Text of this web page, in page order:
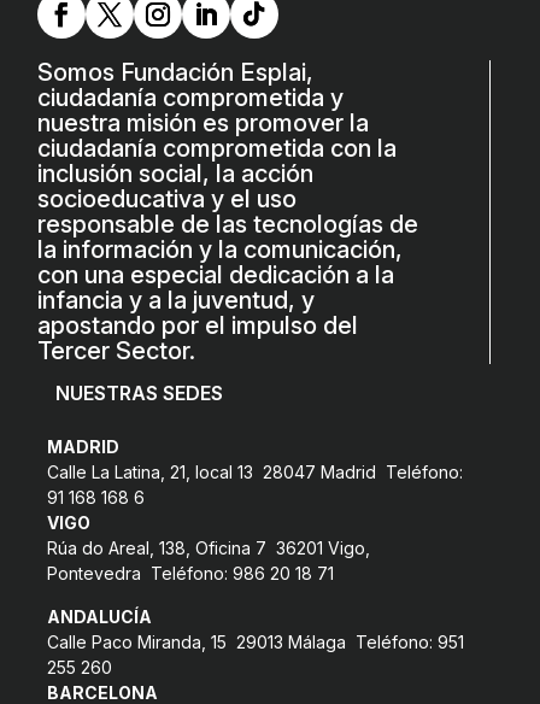
Somos Fundación Esplai,
ciudadanía comprometida y
nuestra misión es promover la
ciudadanía comprometida con la
inclusión social, la acción
socioeducativa y el uso
responsable de las tecnologías de
la información y la comunicación,
con una especial dedicación a la
infancia y a la juventud, y
apostando por el impulso del
Tercer Sector.
NUESTRAS SEDES
MADRID
Calle La Latina, 21, local 13 28047 Madrid Teléfono:
91 168 168 6
VIGO
Rúa do Areal, 138, Oficina 7 36201 Vigo,
Pontevedra Teléfono: 986 20 18 71
ANDALUCÍA
Calle Paco Miranda, 15 29013 Málaga Teléfono: 951
255 260
BARCELONA
L'equip
Missió i valors
Els comptes clars
Memòria d'activitats
Proposta educativa
ACTUALITAT
Notícies
Fundesplai als mitjans
Xarxes socials
COL·LABORA
Fes voluntariat
Fes un donatiu